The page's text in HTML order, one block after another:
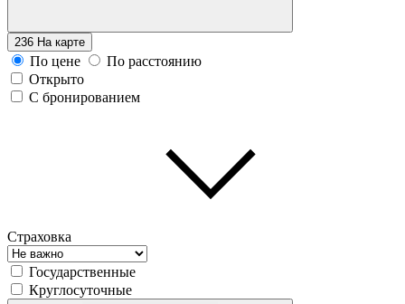
236 На карте
По цене
По расстоянию
Открыто
С бронированием
Страховка
Государственные
Круглосуточные